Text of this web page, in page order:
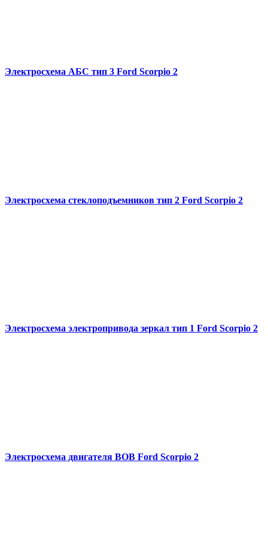
Электросхема АБС тип 3 Ford Scorpio 2
Электросхема стеклоподъемников тип 2 Ford Scorpio 2
Электросхема электропривода зеркал тип 1 Ford Scorpio 2
Электросхема двигателя BOB Ford Scorpio 2